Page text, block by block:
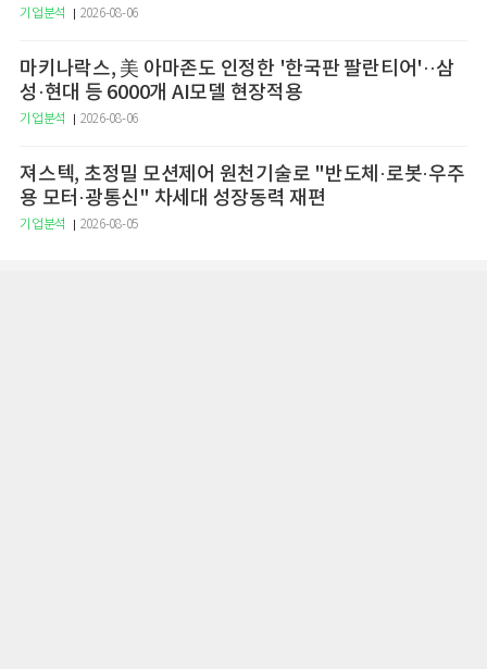
기업분석 2026-08-06
마키나락스, 美 아마존도 인정한 '한국판 팔란티어'··삼
성·현대 등 6000개 AI모델 현장적용
기업분석 2026-08-06
져스텍, 초정밀 모션제어 원천기술로 "반도체·로봇·우주
용 모터·광통신" 차세대 성장동력 재편
기업분석 2026-08-05